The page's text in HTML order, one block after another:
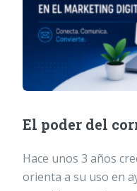
El poder del
Hace unos 3 años
orienta a su uso en